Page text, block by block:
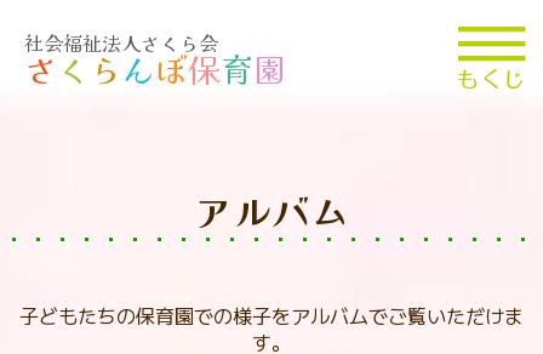
社会福祉法人さくら会
さくらんぼ保育園
アルバム
子どもたちの保育園での様子をアルバムでご覧いただけま
す。